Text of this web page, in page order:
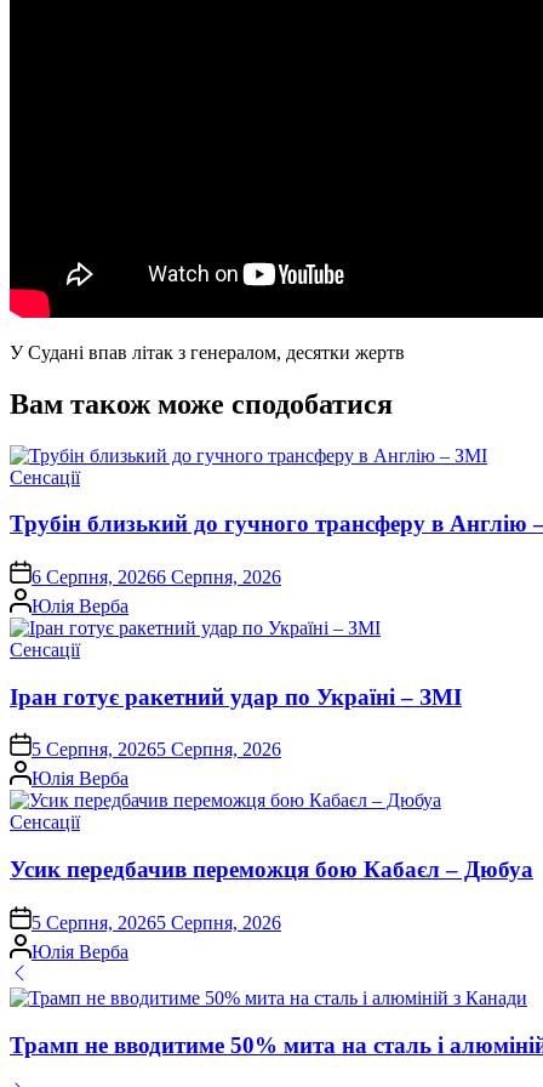
У Судані впав літак з генералом, десятки жертв
Вам також може сподобатися
Опублікувати
Сенсації
Трубін близький до гучного трансферу в Англію
on6 Серпня, 20266 Серпня, 2026
Опубліковано
Юлія Верба
Опублікувати
Сенсації
Іран готує ракетний удар по Україні – ЗМІ
on 5 Серпня, 20265 Серпня, 2026
Опубліковано
Юлія Верба
Опублікувати
Сенсації
Усик передбачив переможця бою Кабаєл – Дюбуа
on 5 Серпня, 20265 Серпня, 2026
Опубліковано
Юлія Верба
Трамп не вводитиме 50% мита на сталь і